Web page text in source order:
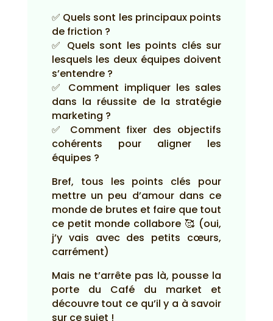
✅ Quels sont les principaux points
de friction ?
✅ Quels sont les points clés sur
lesquels les deux équipes doivent
s’entendre ?
✅ Comment impliquer les sales
dans la réussite de la stratégie
marketing ?
✅ Comment fixer des objectifs
cohérents pour aligner les
équipes ?
Bref, tous les points clés pour
mettre un peu d’amour dans ce
monde de brutes et faire que tout
ce petit monde collabore 🥰 (oui,
j’y vais avec des petits cœurs,
carrément)
Mais ne t’arrête pas là, pousse la
porte du Café du market et
découvre tout ce qu’il y a à savoir
sur ce sujet !